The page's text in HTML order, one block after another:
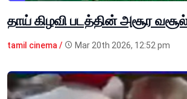
தாய் கிழவி படத்தின் அசூர
tamil cinema / Mar 20th 2026, 12:52 pm